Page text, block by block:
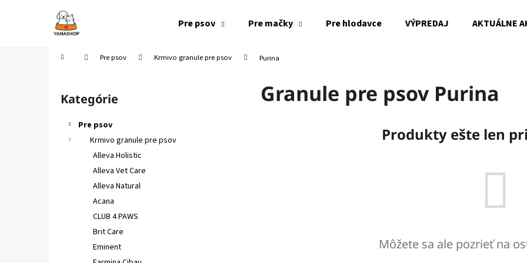
Pre psov Pre mačky Pre hlodavce VÝPREDAJ AKTUÁLNE
Domov Pre psov Krmivo granule pre psov Purina
Preskočiť
kategórie
Kategórie
Pre psov
Krmivo granule pre psov
Alleva Holistic
Alleva Vet Care
Alleva Natural
Acana
CLUB 4 PAWS
Brit Care
Eminent
Granule pre psov Purina
Produkty ešte len
Môžete sa ale pozrieť na
Späť
Späť
Čo potrebujete nájsť?